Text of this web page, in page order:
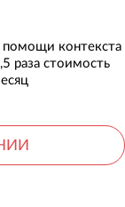
помощи контекста
раза стоимость